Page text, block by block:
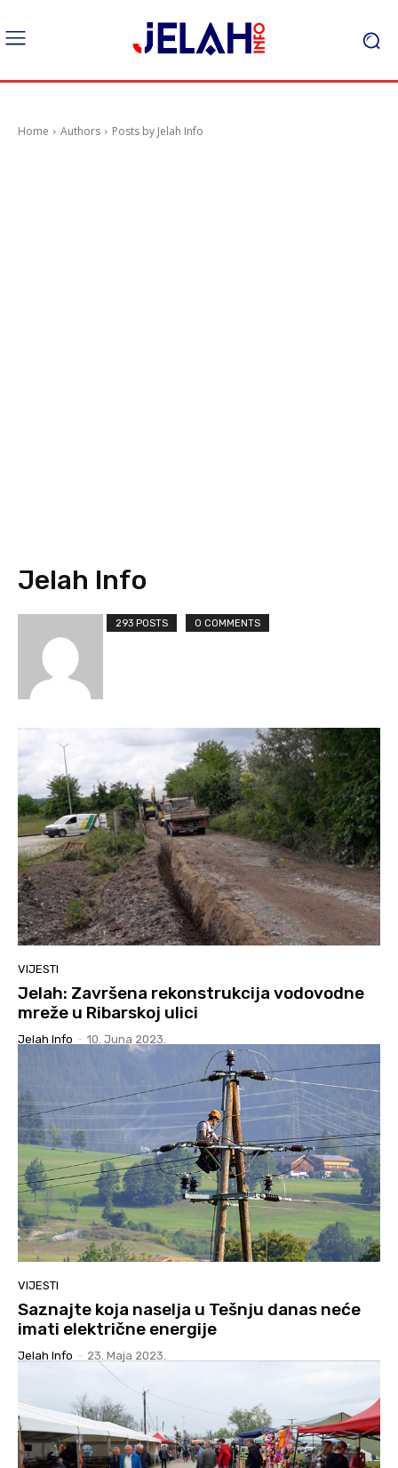
Home Authors Posts by Jelah Info
Jelah Info
293 POSTS 0 COMMENTS
VIJESTI
Jelah: Završena rekonstrukcija vodovodne
mreže u Ribarskoj ulici
Jelah Info - 10. Juna 2023.
VIJESTI
Saznajte koja naselja u Tešnju danas neće
imati električne energije
Jelah Info - 23. Maja 2023.